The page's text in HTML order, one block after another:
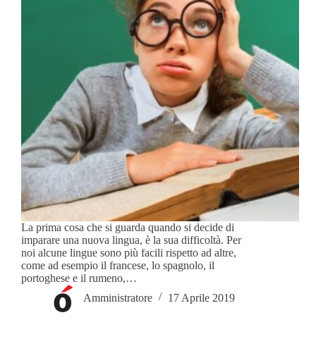
La prima cosa che si guarda quando si decide di
imparare una nuova lingua, è la sua difficoltà. Per
noi alcune lingue sono più facili rispetto ad altre,
come ad esempio il francese, lo spagnolo, il
portoghese e il rumeno,…
Amministratore
17 Aprile 2019